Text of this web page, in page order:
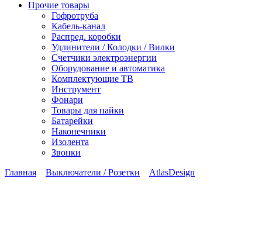
Прочие товары
Гофротруба
Кабель-канал
Распред. коробки
Удлинители / Колодки / Вилки
Счетчики электроэнергии
Оборудование и автоматика
Комплектующие ТВ
Инструмент
Фонари
Товары для пайки
Батарейки
Наконечники
Изолента
Звонки
Главная
Выключатели / Розетки AtlasDesign